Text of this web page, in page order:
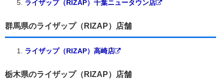
ライザップ（RIZAP）千葉ニュータウン店
群馬県のライザップ（RIZAP）店舗
ライザップ（RIZAP）高崎店
栃木県のライザップ（RIZAP）店舗